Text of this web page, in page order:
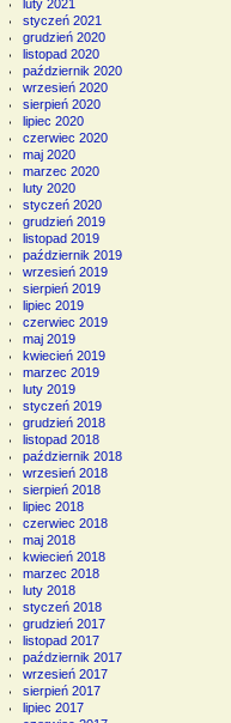
luty 2021
styczeń 2021
grudzień 2020
listopad 2020
październik 2020
wrzesień 2020
sierpień 2020
lipiec 2020
czerwiec 2020
maj 2020
marzec 2020
luty 2020
styczeń 2020
grudzień 2019
listopad 2019
październik 2019
wrzesień 2019
sierpień 2019
lipiec 2019
czerwiec 2019
maj 2019
kwiecień 2019
marzec 2019
luty 2019
styczeń 2019
grudzień 2018
listopad 2018
październik 2018
wrzesień 2018
sierpień 2018
lipiec 2018
czerwiec 2018
maj 2018
kwiecień 2018
marzec 2018
luty 2018
styczeń 2018
grudzień 2017
listopad 2017
październik 2017
wrzesień 2017
sierpień 2017
lipiec 2017